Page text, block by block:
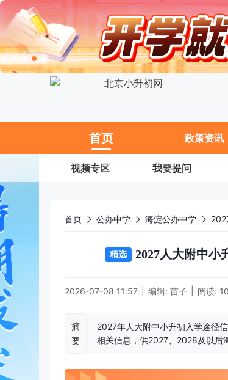
首页 政策资讯
视频专区 我要提问
首页 公办中学 海淀公办中学
精选 2027人大附中小
2026-07-08 11:57 编辑: 苗子 阅读:
摘
要
2027年人大附中小升初入学途径
相关信息，供2027、2028及以后